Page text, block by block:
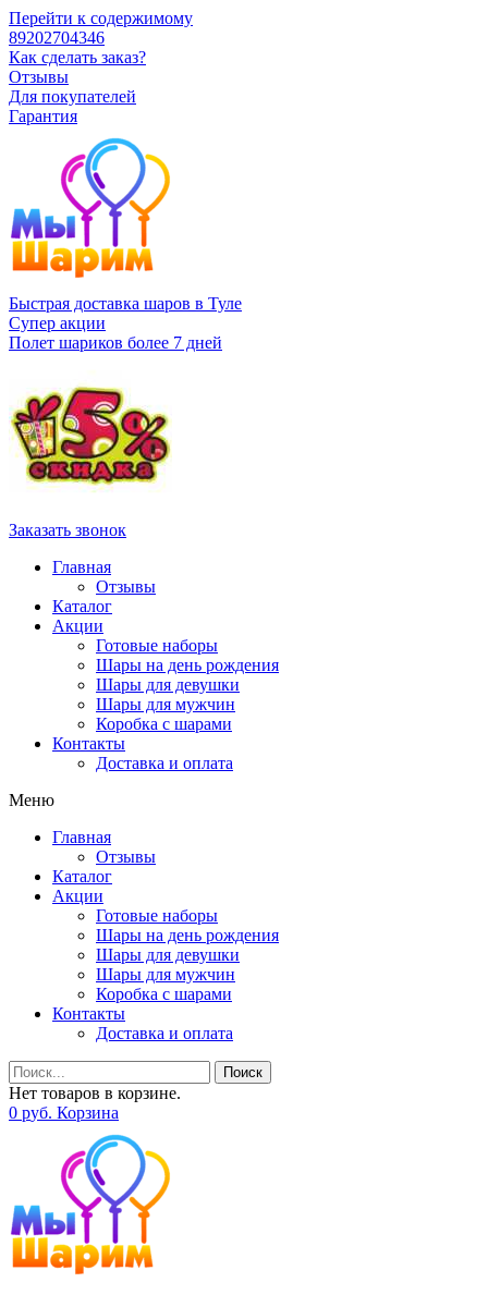
Перейти к содержимому
89202704346
Как сделать заказ?
Отзывы
Для покупателей
Гарантия
Быстрая доставка шаров в Туле
Супер акции
Полет шариков более 7 дней
Заказать звонок
Главная
Отзывы
Каталог
Акции
Готовые наборы
Шары на день рождения
Шары для девушки
Шары для мужчин
Коробка с шарами
Контакты
Доставка и оплата
Меню
Главная
Отзывы
Каталог
Акции
Готовые наборы
Шары на день рождения
Шары для девушки
Шары для мужчин
Коробка с шарами
Контакты
Доставка и оплата
Поиск
Нет товаров в корзине.
0 руб. Корзина